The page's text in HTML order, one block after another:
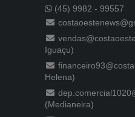
(45) 9982 - 99557
Iguaçu)
Helena)
(Medianeira)